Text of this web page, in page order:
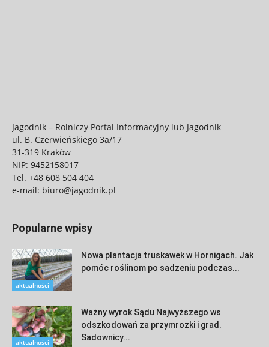
Jagodnik – Rolniczy Portal Informacyjny lub Jagodnik
ul. B. Czerwieńskiego 3a/17
31-319 Kraków
NIP: 9452158017
Tel. +48 608 504 404
e-mail: biuro@jagodnik.pl
Popularne wpisy
aktualności
Nowa plantacja truskawek w Hornigach. Jak
pomóc roślinom po sadzeniu podczas...
aktualności
Ważny wyrok Sądu Najwyższego ws
odszkodowań za przymrozki i grad.
Sadownicy...